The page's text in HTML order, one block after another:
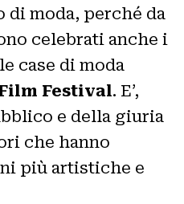
di moda, perché da
celebrati anche i
case di moda
Festival. E’,
e della giuria
che hanno
più artistiche e